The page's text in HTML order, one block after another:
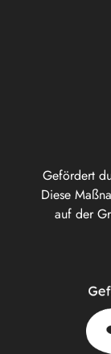
Gefördert
Diese
auf der